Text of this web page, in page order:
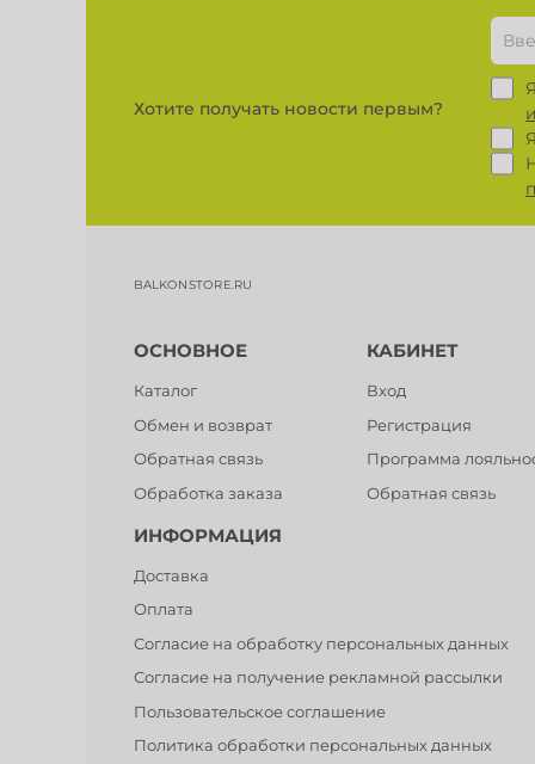
Хотите получать новости первым?
BALKONSTORE.RU
ОСНОВНОЕ
Каталог
Обмен и возврат
Обратная связь
Обработка заказа
КАБИНЕТ
Вход
Регистрация
Программа
Обратная связь
ИНФОРМАЦИЯ
Доставка
Оплата
Согласие на обработку персональных данных
Согласие на получение рекламной рассылки
Пользовательское соглашение
Политика обработки персональных данных